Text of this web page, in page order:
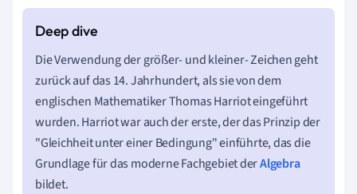
Die Verwendung der größer- und kleiner- Zeichen geht
zurück auf das 14. Jahrhundert, als sie von dem
englischen Mathematiker Thomas Harriot eingeführt
wurden. Harriot war auch der erste, der das Prinzip der
"Gleichheit unter einer Bedingung" einführte, das die
Grundlage für das moderne Fachgebiet derAlgebra
bildet.